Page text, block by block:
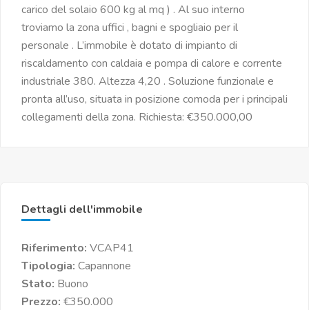
carico del solaio 600 kg al mq ) . Al suo interno
troviamo la zona uffici , bagni e spogliaio per il
personale . L’immobile è dotato di impianto di
riscaldamento con caldaia e pompa di calore e corrente
industriale 380. Altezza 4,20 . Soluzione funzionale e
pronta all’uso, situata in posizione comoda per i principali
collegamenti della zona. Richiesta: €350.000,00
Dettagli dell'immobile
Riferimento: VCAP41
Tipologia: Capannone
Stato: Buono
Prezzo: €350.000